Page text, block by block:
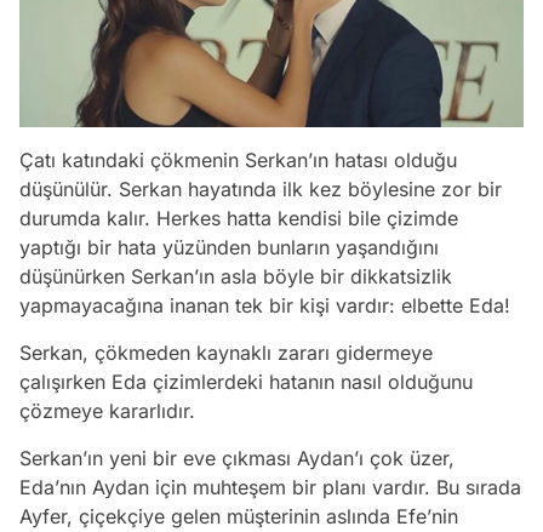
Çatı katındaki çökmenin Serkan’ın hatası olduğu
düşünülür. Serkan hayatında ilk kez böylesine zor bir
durumda kalır. Herkes hatta kendisi bile çizimde
yaptığı bir hata yüzünden bunların yaşandığını
düşünürken Serkan’ın asla böyle bir dikkatsizlik
yapmayacağına inanan tek bir kişi vardır: elbette Eda!
Serkan, çökmeden kaynaklı zararı gidermeye
çalışırken Eda çizimlerdeki hatanın nasıl olduğunu
çözmeye kararlıdır.
Serkan’ın yeni bir eve çıkması Aydan’ı çok üzer,
Eda’nın Aydan için muhteşem bir planı vardır. Bu sırada
Ayfer, çiçekçiye gelen müşterinin aslında Efe’nin